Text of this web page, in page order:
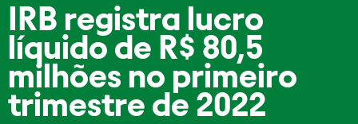
IRB registra lucro
líquido de R$ 80,5
milhões no primeiro
trimestre de 2022